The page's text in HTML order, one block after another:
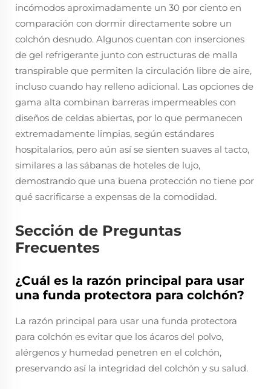
incómodos aproximadamente un 30 por ciento en
comparación con dormir directamente sobre un
colchón desnudo. Algunos cuentan con inserciones
de gel refrigerante junto con estructuras de malla
transpirable que permiten la circulación libre de aire,
incluso cuando hay relleno adicional. Las opciones de
gama alta combinan barreras impermeables con
diseños de celdas abiertas, por lo que permanecen
extremadamente limpias, según estándares
hospitalarios, pero aún así se sienten suaves al tacto,
similares a las sábanas de hoteles de lujo,
demostrando que una buena protección no tiene por
qué sacrificarse a expensas de la comodidad.
Sección de Preguntas
Frecuentes
¿Cuál es la razón principal para usar
una funda protectora para colchón?
La razón principal para usar una funda protectora
para colchón es evitar que los ácaros del polvo,
alérgenos y humedad penetren en el colchón,
preservando así la integridad del colchón y su salud.